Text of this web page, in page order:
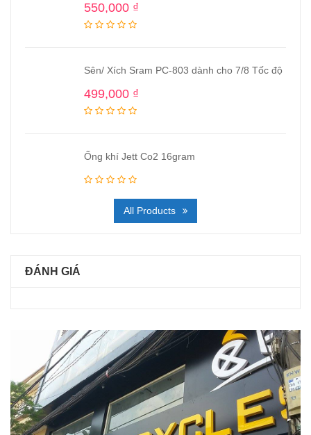
550,000 ₫
Sên/ Xích Sram PC-803 dành cho 7/8 Tốc độ
499,000 ₫
Ống khí Jett Co2 16gram
All Products
ĐÁNH GIÁ